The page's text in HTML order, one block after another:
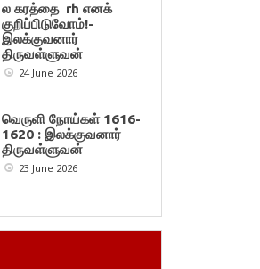
ல கரத்தை rh எனக்
குறிப்பிடுவோம்!-
இலக்குவனார்
திருவள்ளுவன்
24 June 2026
வெருளி நோய்கள் 1616-
1620 : இலக்குவனார்
திருவள்ளுவன்
23 June 2026